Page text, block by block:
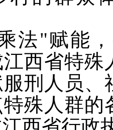
法"赋能
西省特殊
刑人员、
特殊人群